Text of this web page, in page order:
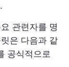
관련자를 명
은 다음과 같
공식적으로